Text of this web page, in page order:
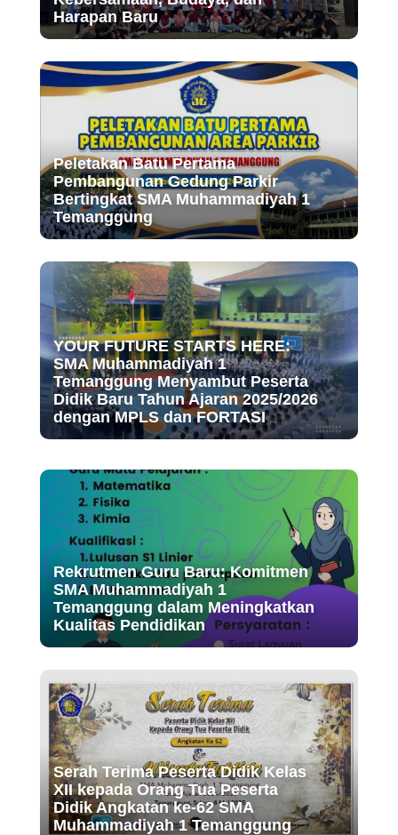
Harapan Baru
Peletakan Batu Pertama
Pembangunan Gedung Parkir
Bertingkat SMA Muhammadiyah 1
Temanggung
YOUR FUTURE STARTS HERE:
SMA Muhammadiyah 1
Temanggung Menyambut Peserta
Didik Baru Tahun Ajaran 2025/2026
dengan MPLS dan FORTASI
Rekrutmen Guru Baru: Komitmen
SMA Muhammadiyah 1
Temanggung dalam Meningkatkan
Kualitas Pendidikan
Serah Terima Peserta Didik Kelas
XII kepada Orang Tua Peserta
Didik Angkatan ke-62 SMA
Muhammadiyah 1 Temanggung